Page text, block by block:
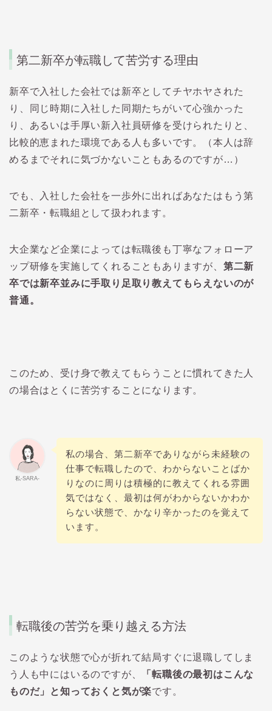
第二新卒が転職して苦労する理由
新卒で入社した会社では新卒としてチヤホヤされた
り、同じ時期に入社した同期たちがいて心強かった
り、あるいは手厚い新入社員研修を受けられたりと、
比較的恵まれた環境である人も多いです。（本人は辞
めるまでそれに気づかないこともあるのですが…）
でも、入社した会社を一歩外に出ればあなたはもう第
二新卒・転職組として扱われます。
大企業など企業によっては転職後も丁寧なフォローア
ップ研修を実施してくれることもありますが、 第二新
卒では新卒並みに手取り足取り教えてもらえないのが
普通。
このため、受け身で教えてもらうことに慣れてきた人
の場合はとくに苦労することになります。
私-SARA-
私の場合、第二新卒でありながら未経験の
仕事で転職したので、わからないことばか
りなのに周りは積極的に教えてくれる雰囲
気ではなく、最初は何がわからないかわか
らない状態で、かなり辛かったのを覚えて
います。
転職後の苦労を乗り越える方法
このような状態で心が折れて結局すぐに退職してしま
う人も中にはいるのですが、
「転職後の最初はこんな
ものだ」と知っておくと気が楽です。